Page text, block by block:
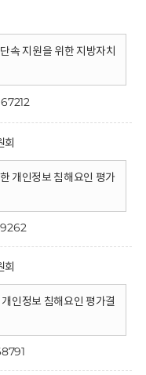
속 지원을 위한 지방자치
67212
회
개인정보 침해요인 평가
회
인정보 침해요인 평가결